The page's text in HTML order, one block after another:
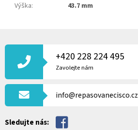
Výška: 43.7 mm
Á
T
+420 228 224 495
Zavolejte nám
info@repasovanecisco.cz
Sledujte nás: